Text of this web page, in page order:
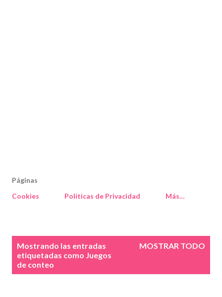
Páginas
Cookies
Políticas de Privacidad Más…
Mostrando las entradas
etiquetadas como Juegos
de conteo
MOSTRAR TODO